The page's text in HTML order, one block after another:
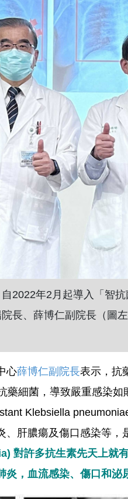
2022年2月起導入「智
長、薛博仁副院長（圖
心薛博仁副院長表示，抗
藥細菌，導致嚴重感染
Klebsiella
肝膿瘍及傷口感染等，
許多抗生素先天上就
，血流感染、傷口和泌